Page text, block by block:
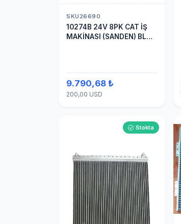
SKU26690
10274B 24V 8PK CAT İŞ
MAKİNASI (SANDEN) BLOK
9.790,68 ₺
200,00 USD
Stokta